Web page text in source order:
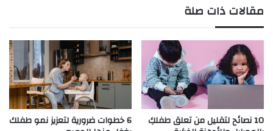
مقالات ذات صلة
10 نصائح لتقليل من تعلق طفلكِ 6 خطوات ضرورية لتعزيز نمو طفلك